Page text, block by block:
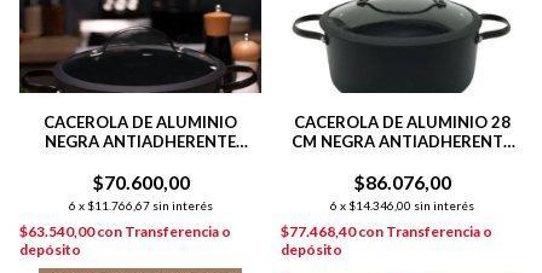
CACEROLA DE ALUMINIO
NEGRA ANTIADHERENTE
NEGRO
$70.600,00
6 x $11.766,67 sin interés
$63.540,00con Transferencia o
depósito
CACEROLA DE ALUMINIO 28
CM NEGRA ANTIADHERENTE
$86.076,00
6 x $14.346,00 sin interés
$77.468,40con Transferencia o
depósito